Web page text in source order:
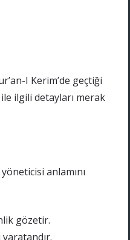
I Kerim’de geçtiği
ilgili detayları merak
anlamını
gözetir.